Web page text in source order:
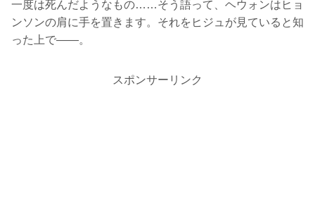
一度は死んだようなもの……そう語って、ヘウォンはヒョ
ンソンの肩に手を置きます。それをヒジュが見ていると知
った上で――。
スポンサーリンク